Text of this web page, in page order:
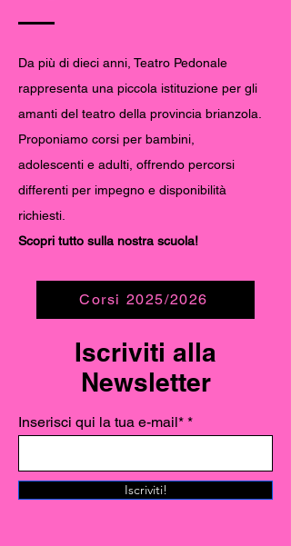
Da più di dieci anni, Teatro Pedonale
rappresenta una piccola istituzione per gli
amanti del teatro della provincia brianzola.
Proponiamo corsi per bambini,
adolescenti e adulti, offrendo percorsi
differenti per impegno e disponibilità
richiesti.
Scopri tutto sulla nostra scuola!
Corsi 2025/2026
Iscriviti alla
Newsletter
Inserisci qui la tua e-mail*
Iscriviti!